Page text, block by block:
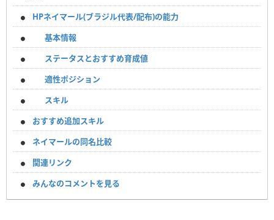
HPネイマール(ブラジル代表/配布)の能力
基本情報
ステータスとおすすめ育成値
適性ポジション
スキル
おすすめ追加スキル
ネイマールの同名比較
関連リンク
みんなのコメントを見る